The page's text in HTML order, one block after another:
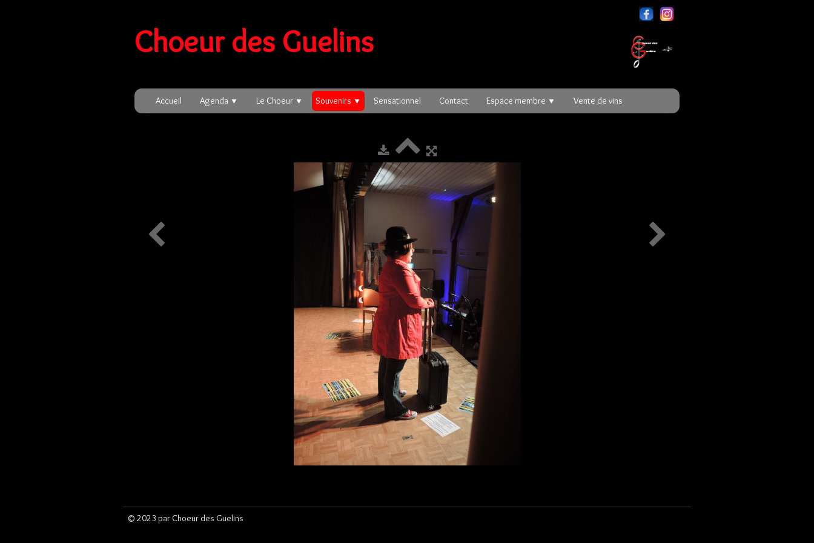
Choeur des Guelins
Accueil Agenda ▼ Le Choeur ▼ Souvenirs ▼ Sensationnel Contact Espace membre ▼ Vente de vins
© 2023 par Choeur des Guelins